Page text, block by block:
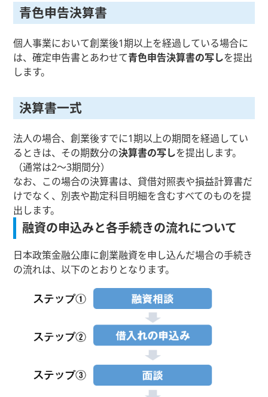
青色申告決算書
個人事業において創業後1期以上を経過している場合に
は、確定申告書とあわせて青色申告決算書の写しを提出
します。
決算書一式
法人の場合、創業後すでに1期以上の期間を経過してい
るときは、その期数分の決算書の写しを提出します。
（通常は2～3期間分）
なお、この場合の決算書は、貸借対照表や損益計算書だ
けでなく、別表や勘定科目明細を含むすべてのものを提
出します。
融資の申込みと各手続きの流れについて
日本政策金融公庫に創業融資を申し込んだ場合の手続き
の流れは、以下のとおりとなります。